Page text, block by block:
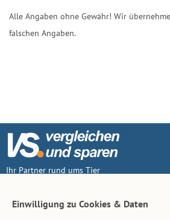
Alle Angaben ohne Gewähr! Wir
falschen Angaben.
Ihr Partner rund ums Tier
Einwilligung zu Cookies & Daten